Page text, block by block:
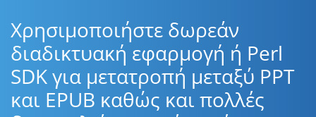
Χρησιμοποιήστε δωρεάν
διαδικτυακή εφαρμογή ή Perl
SDK για μετατροπή μεταξύ PPT
και EPUB καθώς και πολλές